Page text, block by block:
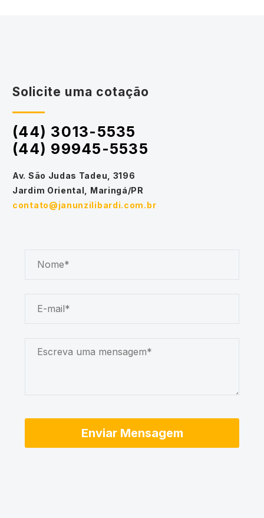
Solicite uma cotação
(44) 3013-5535
(44) 99945-5535
Av. São Judas Tadeu, 3196
Jardim Oriental, Maringá/PR
contato@janunzilibardi.com.br